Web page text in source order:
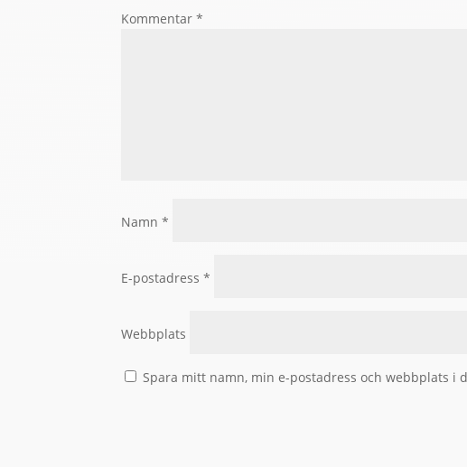
Kommentar*
Namn*
E-postadress*
Webbplats
Spara mitt namn, min e-postadress och webbplats i